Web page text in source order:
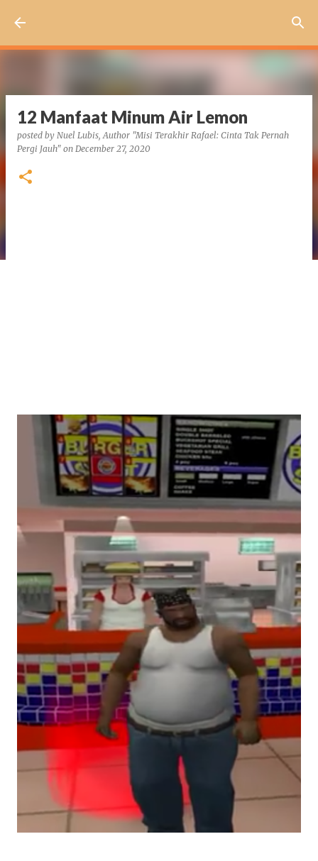
12 Manfaat Minum Air Lemon
posted by Nuel Lubis, Author "Misi Terakhir Rafael: Cinta Tak Pernah
Pergi Jauh" on December 27, 2020